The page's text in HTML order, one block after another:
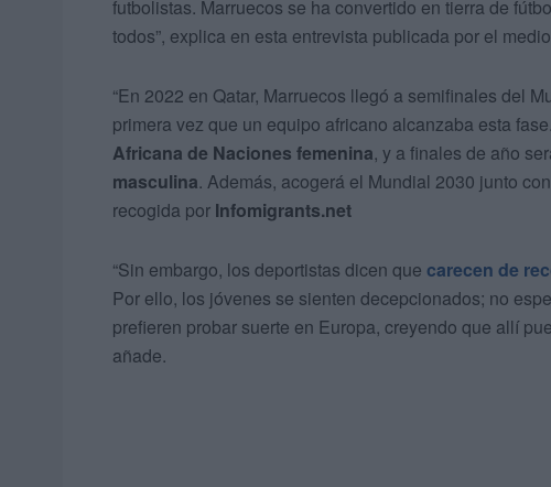
futbolistas. Marruecos se ha convertido en tierra de
todos”, explica en esta entrevista publicada por el medio
“En 2022 en Qatar, Marruecos llegó a semifinales del
primera vez que un equipo africano alcanzaba esta
Africana de Naciones femenina, y a finales de año
masculina. Además, acogerá el Mundial 2030 junto
recogida por Infomigrants.net
“Sin embargo, los deportistas dicen que carecen de
Por ello, los jóvenes se sienten decepcionados; no
prefieren probar suerte en Europa, creyendo que allí
añade.